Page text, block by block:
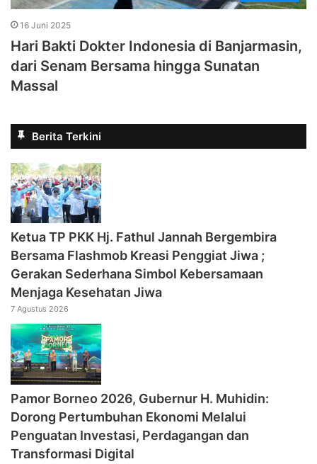
16 Juni 2025
Hari Bakti Dokter Indonesia di Banjarmasin,
dari Senam Bersama hingga Sunatan
Massal
Berita Terkini
‎Ketua TP PKK Hj. Fathul Jannah Bergembira
Bersama Flashmob Kreasi Penggiat Jiwa ;
Gerakan Sederhana Simbol Kebersamaan
Menjaga Kesehatan Jiwa
7 Agustus 2026
Pamor Borneo 2026, Gubernur H. Muhidin:
Dorong Pertumbuhan Ekonomi Melalui
Penguatan Investasi, Perdagangan dan
Transformasi Digital